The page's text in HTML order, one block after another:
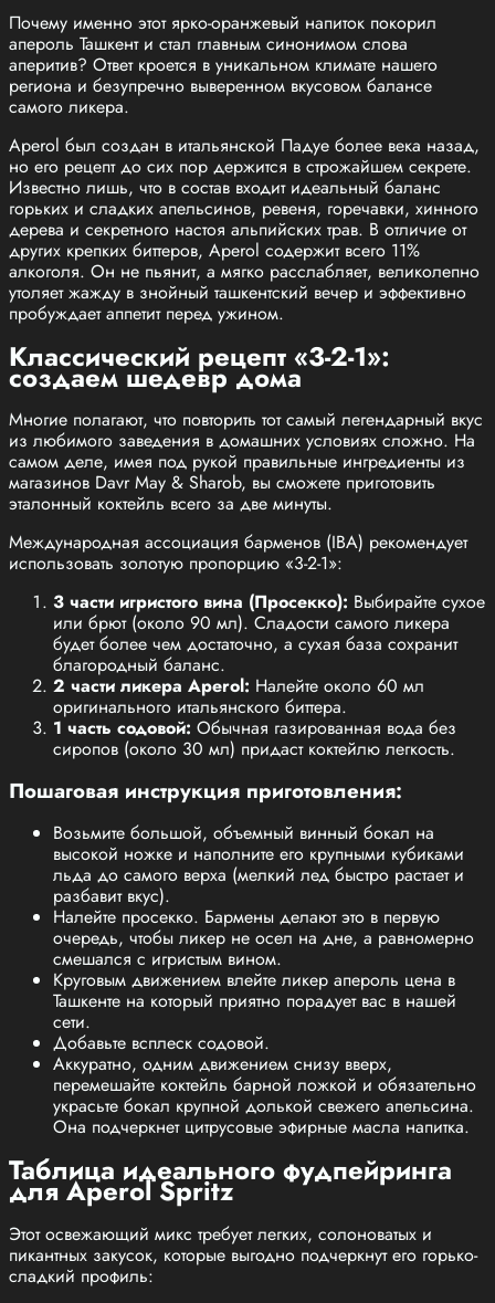
Почему именно этот ярко-оранжевый напиток покорил
апероль Ташкент и стал главным синонимом слова
аперитив? Ответ кроется в уникальном климате нашего
региона и безупречно выверенном вкусовом балансе
самого ликера.
Aperol был создан в итальянской Падуе более века назад,
но его рецепт до сих пор держится в строжайшем секрете.
Известно лишь, что в состав входит идеальный баланс
горьких и сладких апельсинов, ревеня, горечавки, хинного
дерева и секретного настоя альпийских трав. В отличие от
других крепких биттеров, Aperol содержит всего 11%
алкоголя. Он не пьянит, а мягко расслабляет, великолепно
утоляет жажду в знойный ташкентский вечер и эффективно
пробуждает аппетит перед ужином.
Классический рецепт «3-2-1»:
создаем шедевр дома
Многие полагают, что повторить тот самый легендарный вкус
из любимого заведения в домашних условиях сложно. На
самом деле, имея под рукой правильные ингредиенты из
магазинов Davr May & Sharob, вы сможете приготовить
эталонный коктейль всего за две минуты.
Международная ассоциация барменов (IBA) рекомендует
использовать золотую пропорцию «3-2-1»:
3 части игристого вина (Просекко): Выбирайте сухое
или брют (около 90 мл). Сладости самого ликера
будет более чем достаточно, а сухая база сохранит
благородный баланс.
2 части ликера Aperol: Налейте около 60 мл
оригинального итальянского биттера.
1 часть содовой: Обычная газированная вода без
сиропов (около 30 мл) придаст коктейлю легкость.
Пошаговая инструкция приготовления:
Возьмите большой, объемный винный бокал на
высокой ножке и наполните его крупными кубиками
льда до самого верха (мелкий лед быстро растает и
разбавит вкус).
Налейте просекко. Бармены делают это в первую
очередь, чтобы ликер не осел на дне, а равномерно
смешался с игристым вином.
Круговым движением влейте ликер апероль цена в
Ташкенте на который приятно порадует вас в нашей
сети.
Добавьте всплеск содовой.
Аккуратно, одним движением снизу вверх,
перемешайте коктейль барной ложкой и обязательно
украсьте бокал крупной долькой свежего апельсина.
Она подчеркнет цитрусовые эфирные масла напитка.
Таблица идеального фудпейринга
для Aperol Spritz
Этот освежающий микс требует легких, солоноватых и
пикантных закусок, которые выгодно подчеркнут его горько-
сладкий профиль: